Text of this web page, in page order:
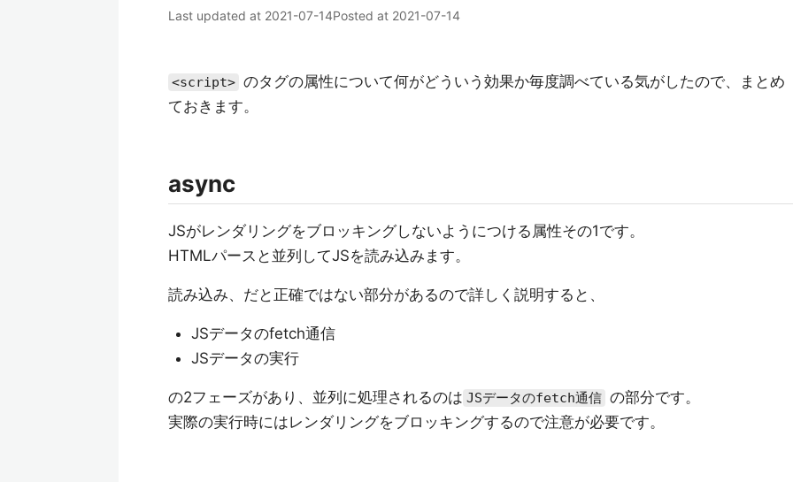
Last updated at 2021-07-14Posted at 2021-07-14
<script> のタグの属性について何がどういう効果か毎度調べている気がしたので、まとめ
ておきます。
async
JSがレンダリングをブロッキングしないようにつける属性その1です。
HTMLパースと並列してJSを読み込みます。
読み込み、だと正確ではない部分があるので詳しく説明すると、
JSデータのfetch通信
JSデータの実行
の2フェーズがあり、並列に処理されるのは JSデータのfetch通信 の部分です。
実際の実行時にはレンダリングをブロッキングするので注意が必要です。